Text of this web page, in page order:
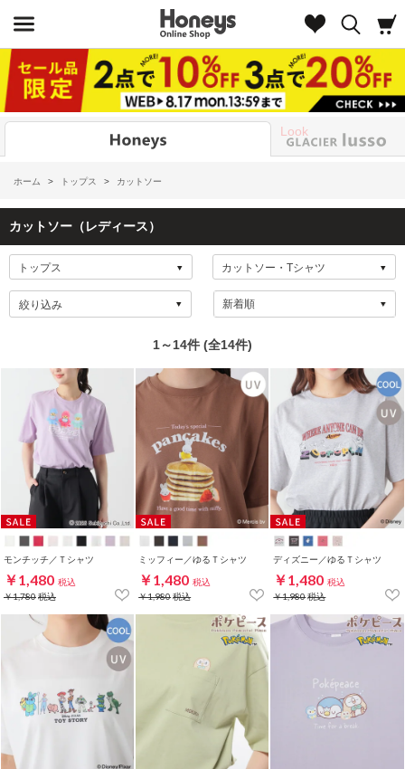
Look
ホーム > トップス > カットソー
カットソー（レディース）
絞り込み
1～14件 (全14件)
モンチッチ／Ｔシャツ
￥1,480 税込
￥1,780税込
ミッフィー／ゆるＴシャツ
￥1,480 税込
￥1,980税込
ディズニー／ゆるＴシャツ
￥1,480 税込
￥1,980税込